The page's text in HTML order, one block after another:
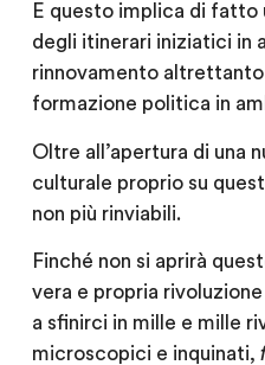
E questo implica di fatto
degli itinerari iniziatici in
rinnovamento
formazione politica in
Oltre all’apertura di una
culturale proprio su
non più rinviabili.
Finché non si aprirà
vera e propria
a sfinirci in mille e mille
microscopici e inquinati,